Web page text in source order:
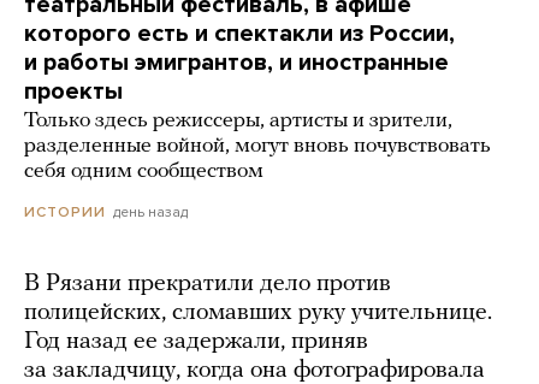
которого есть и спектакли из России,
и работы эмигрантов, и иностранные
проекты
Только здесь режиссеры, артисты и зрители,
разделенные войной, могут вновь почувствовать
себя одним сообществом
ИСТОРИИ день назад
В Рязани прекратили дело против
полицейских, сломавших руку учительнице.
Год назад ее задержали, приняв
за закладчицу, когда она фотографировала